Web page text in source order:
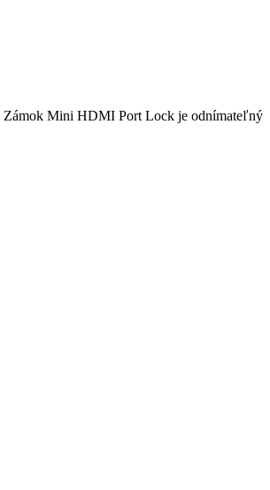
Zámok Mini HDMI Port Lock je odnímateľný